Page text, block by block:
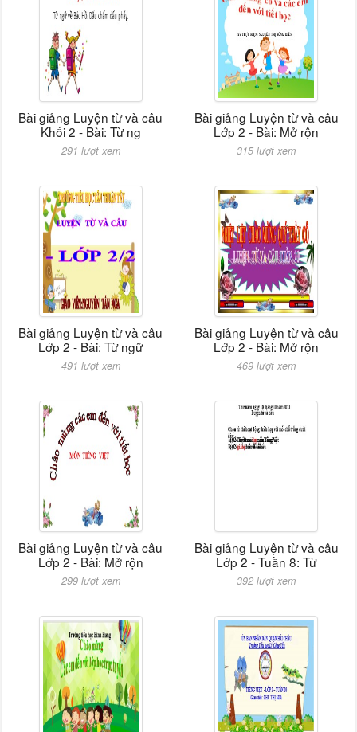
Bài giảng Luyện từ và câu
Khối 2 - Bài: Từ ng
291 lượt xem
Bài giảng Luyện từ và câu
Lớp 2 - Bài: Mở rộn
315 lượt xem
Bài giảng Luyện từ và câu
Lớp 2 - Bài: Từ ngữ
491 lượt xem
Bài giảng Luyện từ và câu
Lớp 2 - Bài: Mở rộn
469 lượt xem
Bài giảng Luyện từ và câu
Lớp 2 - Bài: Mở rộn
299 lượt xem
Bài giảng Luyện từ và câu
Lớp 2 - Tuần 8: Từ
392 lượt xem